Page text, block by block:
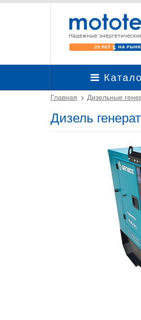
Главная Дизельные
Дизель